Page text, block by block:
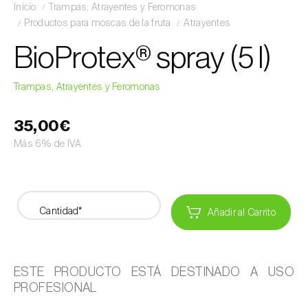
Inicio
Trampas, Atrayentes y Feromonas
Productos para moscas de la fruta
Atrayentes
BioProtex® spray (5 l)
Trampas, Atrayentes y Feromonas
35,00€
Más 6% de IVA
Cantidad* Añadir al Carrito
ESTE PRODUCTO ESTÁ DESTINADO A USO
PROFESIONAL